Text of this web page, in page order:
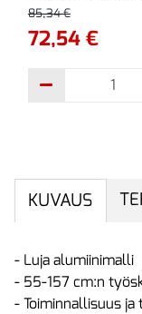
85,34 €
72,54 €
KUVAUS
- Luja alumiinimalli
- 55-157 cm:n
- Toiminnallisuus